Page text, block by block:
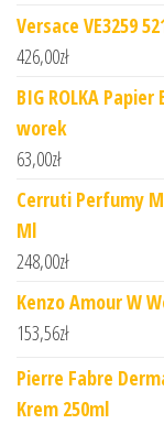
Versace VE3259
426,00zł
BIG ROLKA
worek
63,00zł
Cerruti Perfumy
Ml
248,00zł
Kenzo Amour W
153,56zł
Pierre Fabre
Krem 250ml